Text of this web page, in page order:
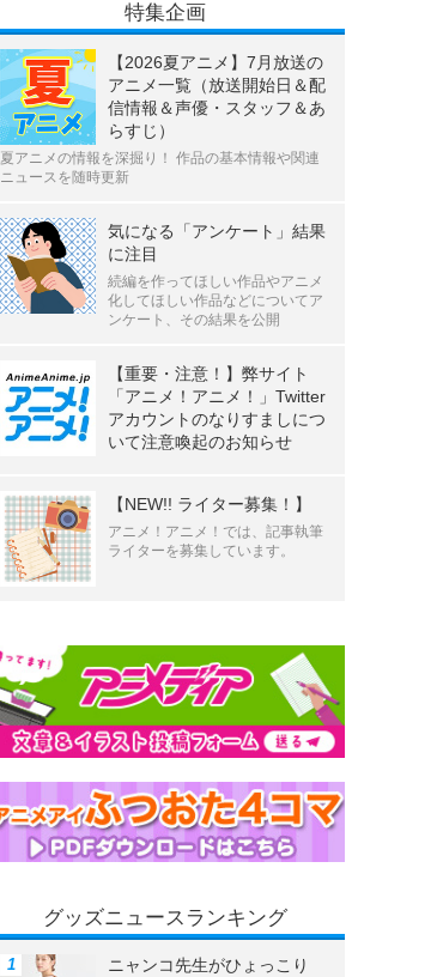
特集企画
【2026夏アニメ】7月放送の
アニメ一覧（放送開始日＆配
信情報＆声優・スタッフ＆あ
らすじ）
夏アニメの情報を深掘り！ 作品の基本情報や関連
ニュースを随時更新
気になる「アンケート」結果
に注目
続編を作ってほしい作品やアニメ
化してほしい作品などについてア
ンケート、その結果を公開
【重要・注意！】弊サイト
「アニメ！アニメ！」Twitter
アカウントのなりすましにつ
いて注意喚起のお知らせ
【NEW!! ライター募集！】
アニメ！アニメ！では、記事執筆
ライターを募集しています。
グッズニュースランキング
ニャンコ先生がひょっこり